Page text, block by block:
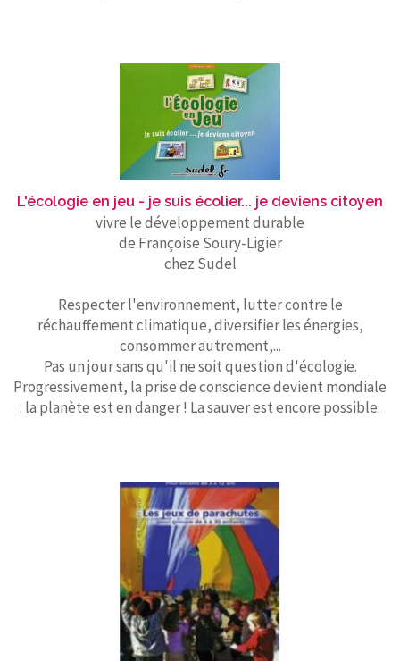
L'écologie en jeu - je suis écolier... je deviens citoyen
vivre le développement durable
de Françoise Soury-Ligier
chez Sudel
Respecter l'environnement, lutter contre le
réchauffement climatique, diversifier les énergies,
consommer autrement,...
Pas un jour sans qu'il ne soit question d'écologie.
Progressivement, la prise de conscience devient mondiale
: la planète est en danger ! La sauver est encore possible.